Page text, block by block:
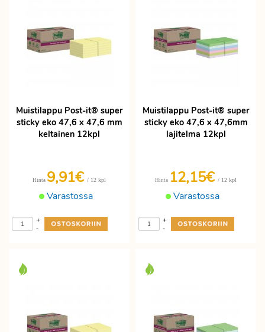
Muistilappu Post-it® super
sticky eko 47,6 x 47,6 mm
keltainen 12kpl
Varastossa
Hinta 9,91€ / 12 kpl
-
+
Muistilappu Post-it® super
sticky eko 47,6 x 47,6mm
lajitelma 12kpl
Varastossa
Hinta 12,15€ / 12 kpl
-
+